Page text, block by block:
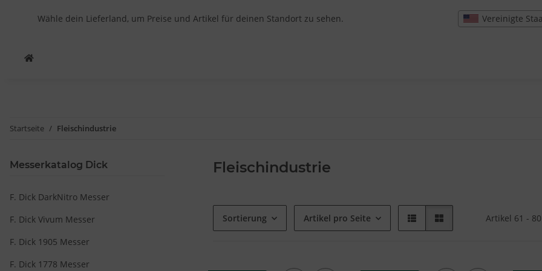
Wähle dein Lieferland, um Preise und Artikel für deinen Standort zu sehen. Vereinigte
Startseite Fleischindustrie
Fleischindustrie
Sortierung Artikel pro Seite Artikel 61 -
Messerkatalog Dick
F. Dick DarkNitro Messer
F. Dick Vivum Messer
F. Dick 1905 Messer
F. Dick 1778 Messer